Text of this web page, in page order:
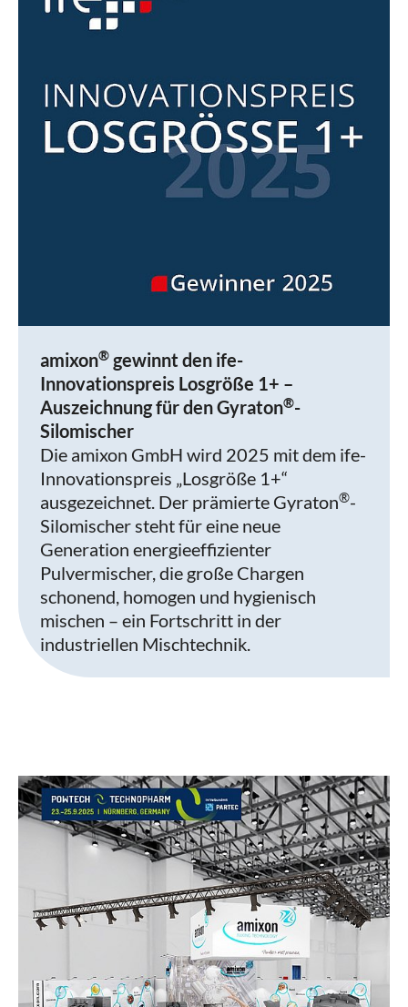
amixon® gewinnt den ife-
Innovationspreis Losgröße 1+ –
Auszeichnung für den Gyraton®-
Silomischer
Die amixon GmbH wird 2025 mit dem ife-
Innovationspreis „Losgröße 1+“
ausgezeichnet. Der prämierte Gyraton®-
Silomischer steht für eine neue
Generation energieeffizienter
Pulvermischer, die große Chargen
schonend, homogen und hygienisch
mischen – ein Fortschritt in der
industriellen Mischtechnik.